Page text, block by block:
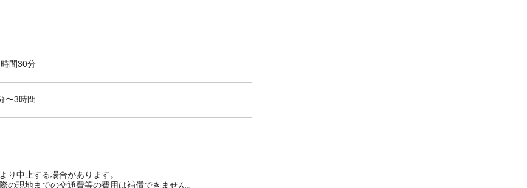
間30分
〜3時間
り中止する場合があります。
の現地までの交通費等の費用は補償できません。